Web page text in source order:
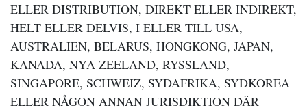
ELLER DISTRIBUTION, DIREKT ELLER INDIREKT,
HELT ELLER DELVIS, I ELLER TILL USA,
AUSTRALIEN, BELARUS, HONGKONG, JAPAN,
KANADA, NYA ZEELAND, RYSSLAND,
SINGAPORE, SCHWEIZ, SYDAFRIKA, SYDKOREA
ELLER NÅGON ANNAN JURISDIKTION DÄR